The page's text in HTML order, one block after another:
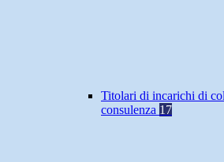
Titolari di incarichi di
consulenza 17